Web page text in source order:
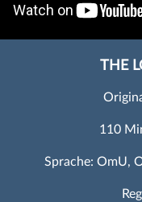
THE
110
Sprache: OmU,